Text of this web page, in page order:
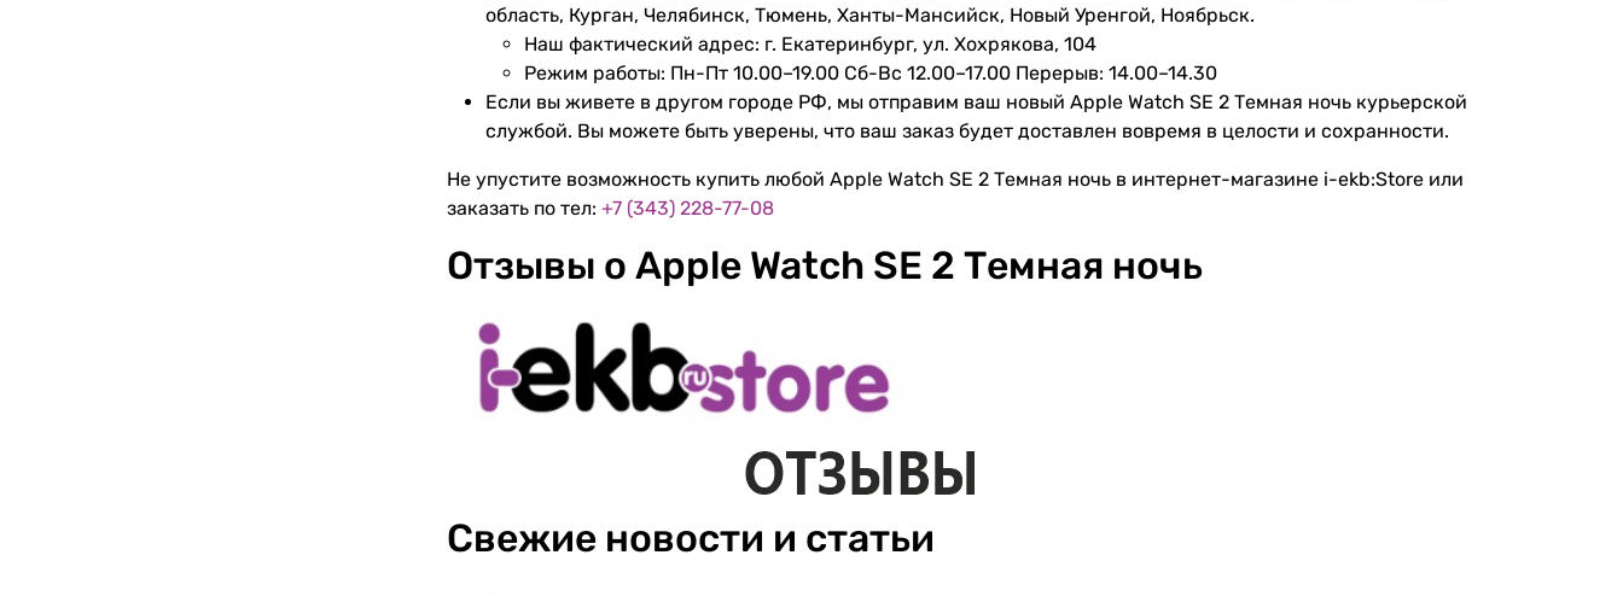
область, Курган, Челябинск, Тюмень, Ханты-Мансийск, Новый Уренгой, Ноябрьск.
Наш фактический адрес: г. Екатеринбург, ул. Хохрякова, 104
Режим работы: Пн-Пт 10.00–19.00 Сб-Вс 12.00–17.00 Перерыв: 14.00–14.30
Если вы живете в другом городе РФ, мы отправим ваш новый Apple Watch SE 2 Темная ночь курьерской
службой. Вы можете быть уверены, что ваш заказ будет доставлен вовремя в целости и сохранности.
Не упустите возможность купить любой Apple Watch SE 2 Темная ночь в интернет-магазине i-ekb:Store или
заказать по тел: +7 (343) 228-77-08
Отзывы о Apple Watch SE 2 Темная ночь
Свежие новости и статьи